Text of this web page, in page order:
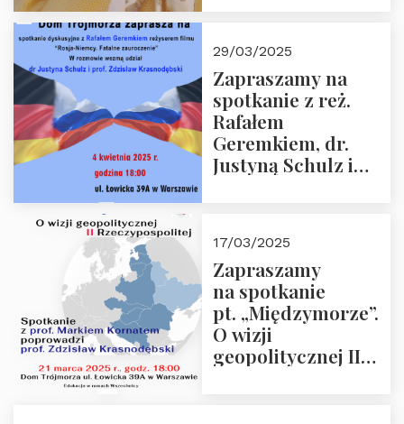
29/03/2025
Zapraszamy na
spotkanie z reż.
Rafałem
Geremkiem, dr.
Justyną Schulz i
“Rosja-Niemcy…”
17/03/2025
Zapraszamy
na spotkanie
pt. „Międzymorze”.
O wizji
geopolitycznej II